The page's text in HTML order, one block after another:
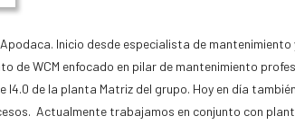
Inicio desde especialista de
de WCM enfocado en pilar de mantenimiento
I4.0 de la planta Matriz del grupo. Hoy en día
Actualmente trabajamos en conjunto con